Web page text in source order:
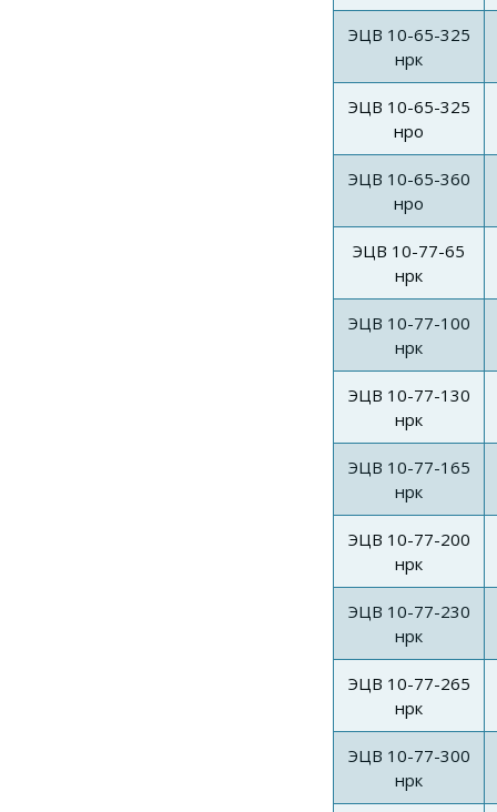
ЭЦВ 10-65-325
нрк
ЭЦВ 10-65-325
нро
ЭЦВ 10-65-360
нро
ЭЦВ 10-77-65
нрк
ЭЦВ 10-77-100
нрк
ЭЦВ 10-77-130
нрк
ЭЦВ 10-77-165
нрк
ЭЦВ 10-77-200
нрк
ЭЦВ 10-77-230
нрк
ЭЦВ 10-77-265
нрк
ЭЦВ 10-77-300
нрк